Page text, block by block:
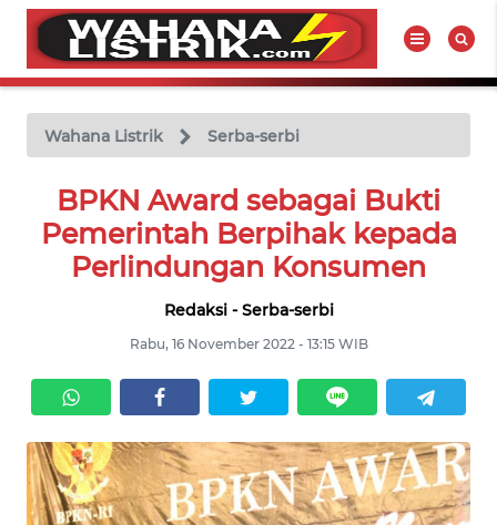
Wahana Listrik Serba-serbi
BPKN Award sebagai Bukti
Pemerintah Berpihak kepada
Perlindungan Konsumen
Redaksi - Serba-serbi
Rabu, 16 November 2022 - 13:15 WIB
TV
Tutup
BERITA
LISTRIK
PRODUK
LISTRIK
SEJARAH
LISTRIK